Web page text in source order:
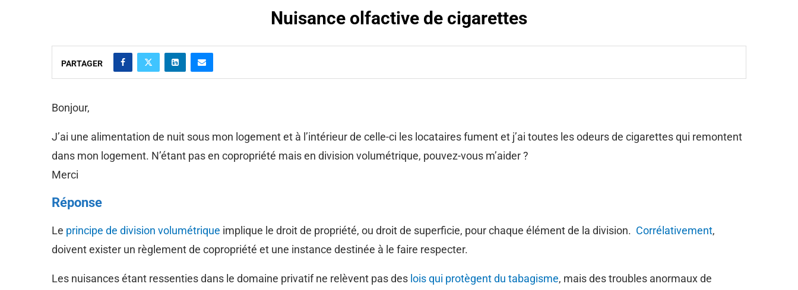
Nuisance olfactive de cigarettes
PARTAGER
Bonjour,
J’ai une alimentation de nuit sous mon logement et à l’intérieur de celle-ci les locataires fument et j’ai toutes les odeurs de cigarettes qui remontent
dans mon logement. N’étant pas en copropriété mais en division volumétrique, pouvez-vous m’aider ?
Merci
Réponse
Le principe de division volumétrique implique le droit de propriété, ou droit de superficie, pour chaque élément de la division. Corrélativement,
doivent exister un règlement de copropriété et une instance destinée à le faire respecter.
Les nuisances étant ressenties dans le domaine privatif ne relèvent pas des lois qui protègent du tabagisme, mais des troubles anormaux de